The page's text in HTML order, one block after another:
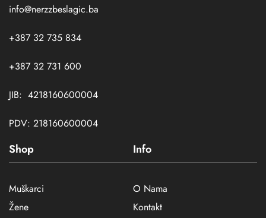
info@nerzzbeslagic.ba
+387 32 735 834
+387 32 731 600
JIB: 4218160600004
PDV: 218160600004
Shop
Muškarci
Žene
Info
O Nama
Kontakt